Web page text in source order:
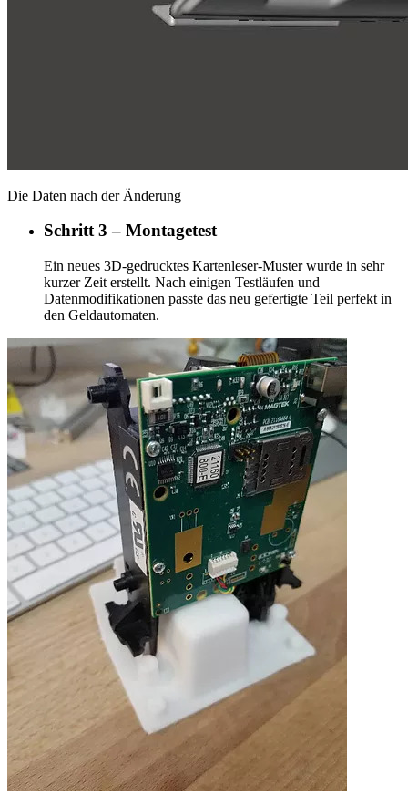
Die Daten nach der Änderung
Schritt 3 – Montagetest
Ein neues 3D-gedrucktes Kartenleser-Muster wurde in sehr
kurzer Zeit erstellt. Nach einigen Testläufen und
Datenmodifikationen passte das neu gefertigte Teil perfekt in
den Geldautomaten.